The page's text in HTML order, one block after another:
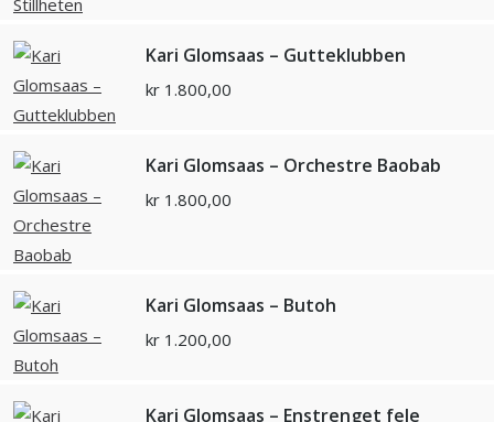
Kari Glomsaas – Gutteklubben
kr 1.800,00
Kari Glomsaas – Orchestre Baobab
kr 1.800,00
Kari Glomsaas – Butoh
kr 1.200,00
Kari Glomsaas – Enstrenget fele